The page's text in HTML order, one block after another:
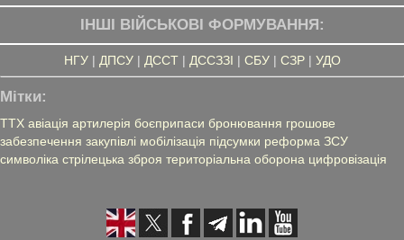
ІНШІ ВІЙСЬКОВІ ФОРМУВАННЯ:
НГУ| ДПСУ| ДССТ| ДССЗЗІ | СБУ| СЗР| УДО
Мітки:
ТТХ авіація артилерія боєприпаси бронювання грошове
забезпечення закупівлі мобілізація підсумки реформа ЗСУ
символіка стрілецька зброя територіальна оборона цифровізація